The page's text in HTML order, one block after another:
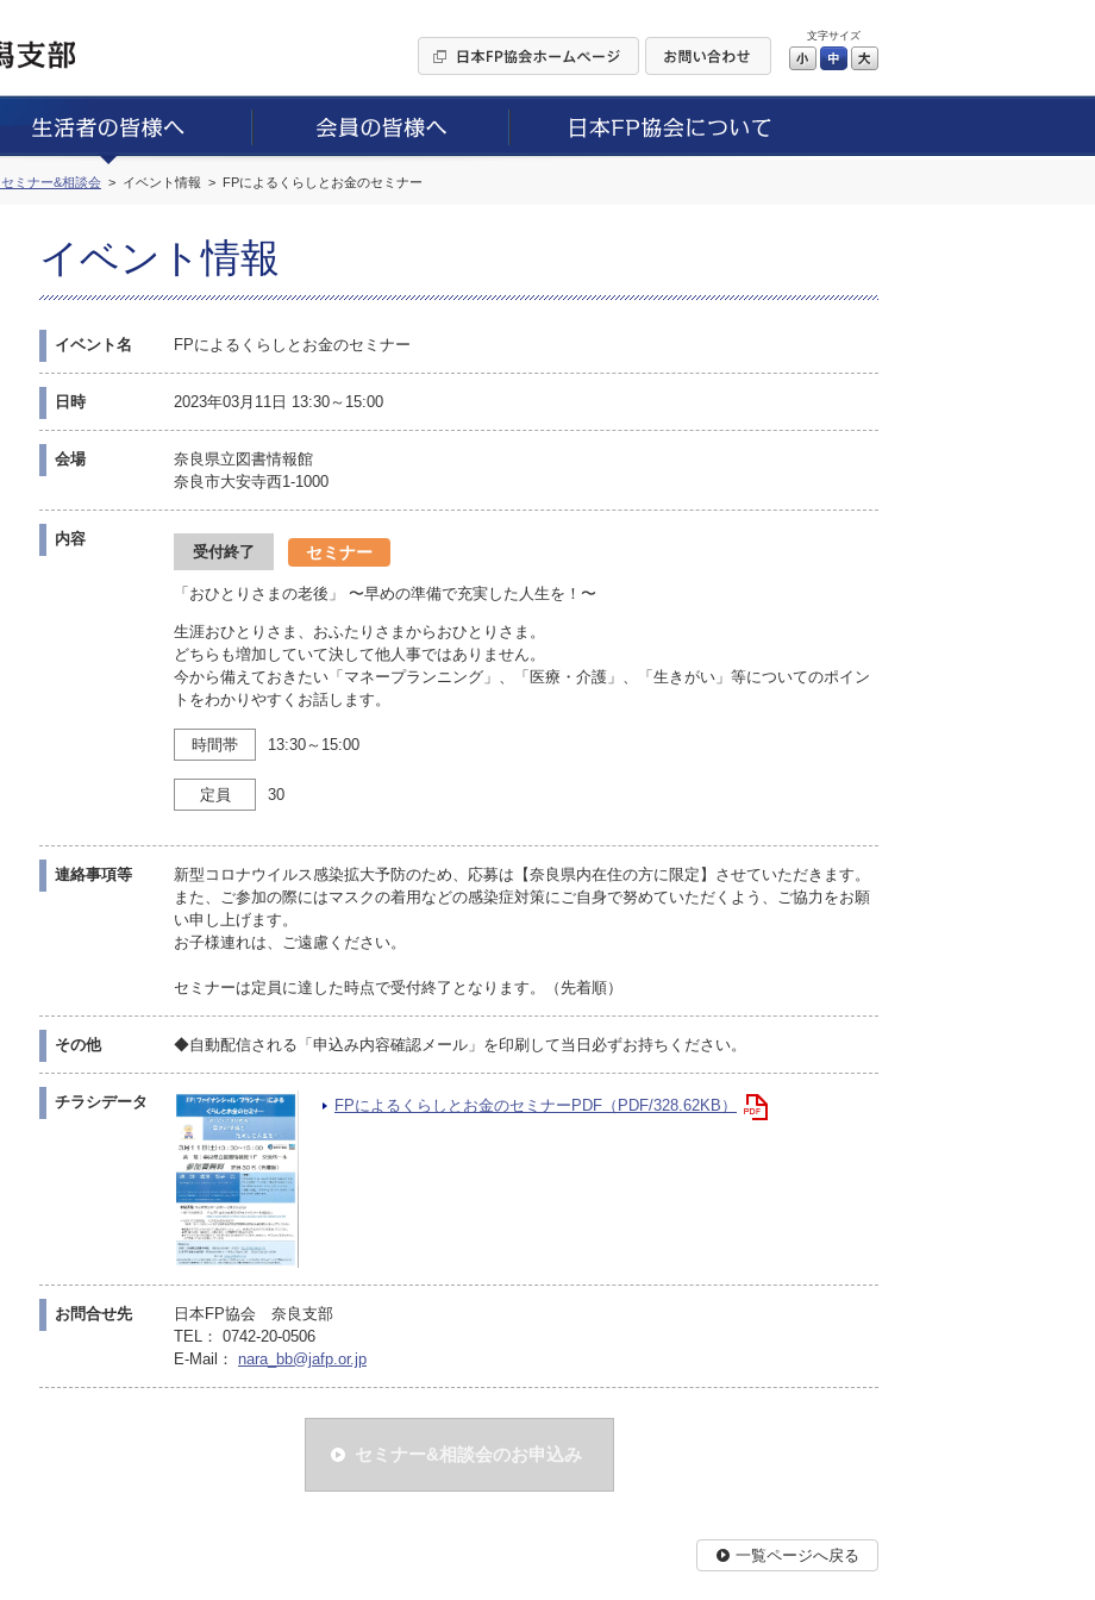
文字サイズ
小 中
ミナー&相談会 イベント情報 FPによるくらしとお金のセミナー
イベント情報
イベント名 FPによるくらしとお金のセミナー
日時 2023年03月11日 13:30～15:00
会場
奈良県立図書情報館
奈良市大安寺西1-1000
内容
受付終了 セミナー
「おひとりさまの老後」 〜早めの準備で充実した人生を！〜
生涯おひとりさま、おふたりさまからおひとりさま。
どちらも増加していて決して他人事ではありません。
今から備えておきたい「マネープランニング」、「医療・介護」、「生きがい」等についてのポイン
トをわかりやすくお話します。
時間帯 13:30～15:00
定員 30
連絡事項等
新型コロナウイルス感染拡大予防のため、応募は【奈良県内在住の方に限定】させていただきます。
また、ご参加の際にはマスクの着用などの感染症対策にご自身で努めていただくよう、ご協力をお願
い申し上げます。
お子様連れは、ご遠慮ください。
セミナーは定員に達した時点で受付終了となります。（先着順）
その他 ◆自動配信される「申込み内容確認メール」を印刷して当日必ずお持ちください。
チラシデータ FPによるくらしとお金のセミナーPDF（PDF/328.62KB）
お問合せ先
日本FP協会 奈良支部
TEL： 0742-20-0506
E-Mail： nara_bb@jafp.or.jp
セミナー&相談会のお申込み
一覧ページへ戻る